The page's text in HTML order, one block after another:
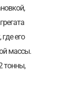
его
массы.
тонны,